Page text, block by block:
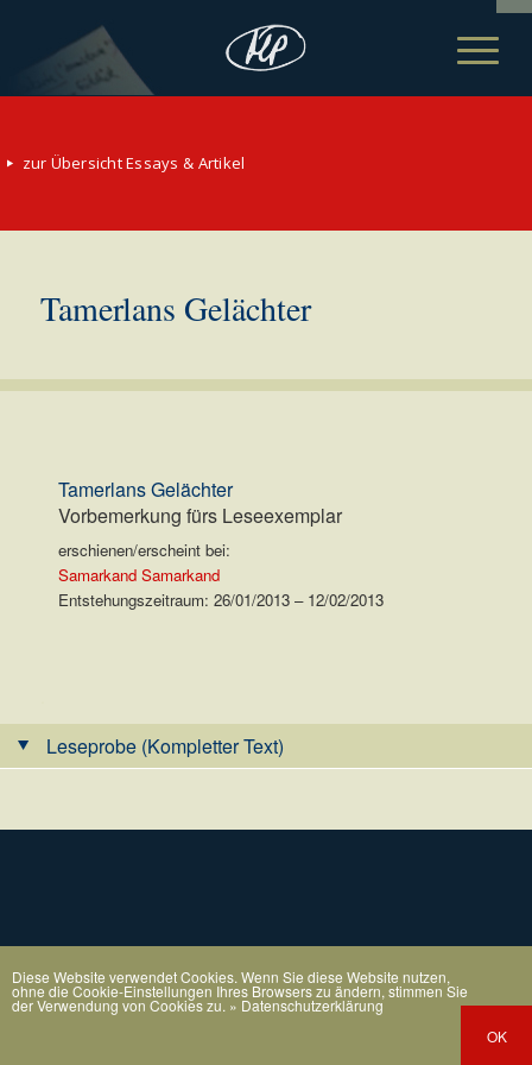
zur Übersicht Essays & Artikel
Tamerlans Gelächter
Tamerlans Gelächter
Vorbemerkung fürs Leseexemplar
erschienen/erscheint bei:
Samarkand Samarkand
Entstehungszeitraum: 26/01/2013 – 12/02/2013
Leseprobe (Kompletter Text)
Diese Website verwendet Cookies. Wenn Sie diese Website nutzen,
ohne die Cookie-Einstellungen Ihres Browsers zu ändern, stimmen Sie
der Verwendung von Cookies zu. » Datenschutzerklärung
OK